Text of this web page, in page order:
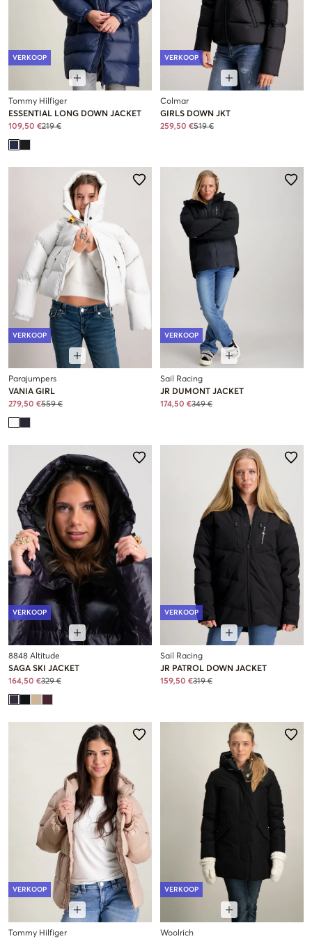
VERKOOP
Tommy Hilfiger
ESSENTIAL LONG DOWN JACKET
109,50 €219 €
VERKOOP
Colmar
GIRLS DOWN JKT
259,50 €519 €
VERKOOP
Parajumpers
VANIA GIRL
279,50 €559 €
VERKOOP
Sail Racing
JR DUMONT JACKET
174,50 €349 €
VERKOOP
8848 Altitude
SAGA SKI JACKET
164,50 €329 €
VERKOOP
Sail Racing
JR PATROL DOWN JACKET
159,50 €319 €
VERKOOP
Tommy Hilfiger
VERKOOP
Woolrich